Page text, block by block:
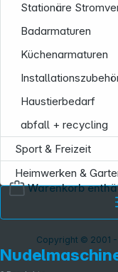
Warenkorb
Stationäre
Badarmaturen
Küchenarmaturen
Haustierbedarf
abfall + recycling
Sport & Freizeit
Heimwerken &
Copyright © 2001